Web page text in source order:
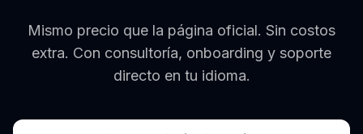
Mismo precio que la página oficial. Sin costos
extra. Con consultoría, onboarding y soporte
directo en tu idioma.